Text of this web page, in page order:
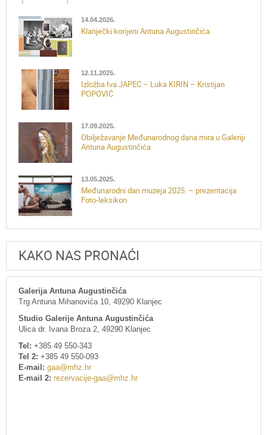
14.04.2026.
Klanječki korijeni Antuna Augustinčića
12.11.2025.
Izložba Iva JAPEC – Luka KIRIN – Kristijan
POPOVIĆ
17.09.2025.
Obilježavanje Međunarodnog dana mira u Galeriji
Antuna Augustinčića
13.05.2025.
Međunarodni dan muzeja 2025. – prezentacija
Foto-leksikon
KAKO NAS PRONAĆI
Galerija Antuna Augustinčića
Trg Antuna Mihanovića 10, 49290 Klanjec
Studio Galerije Antuna Augustinčića
Ulica dr. Ivana Broza 2, 49290 Klanjec
Tel: +385 49 550-343
Tel 2: +385 49 550-093
E-mail: gaa@mhz.hr
E-mail 2: rezervacije-gaa@mhz.hr